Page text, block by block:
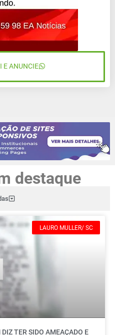
E ANUNCIE
destaque
LAURO MULLER/ SC
TER SIDO AMEAÇADO E